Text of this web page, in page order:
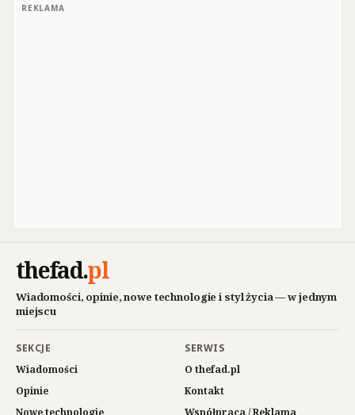
REKLAMA
thefad.pl
Wiadomości, opinie, nowe technologie i styl życia — w jednym
miejscu
SEKCJE
Wiadomości
Opinie
Nowe technologie
SERWIS
O thefad.pl
Kontakt
Współpraca / Reklama